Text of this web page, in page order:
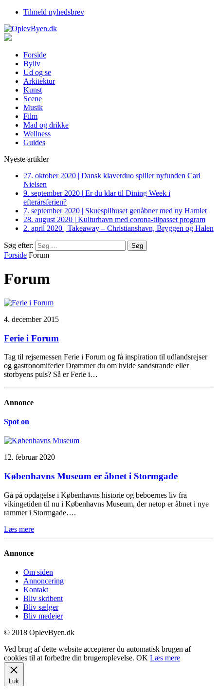
Tilmeld nyhedsbrev
Forside
Byliv
Ud og se
Arkitektur
Kunst
Scene
Musik
Film
Mad og drikke
Wellness
Guides
Nyeste artikler
27. oktober 2020 | Dansk klaverduo spiller nyfunden Carl
Nielsen
9. september 2020 | Er du klar til Dining Week i
efterårsferien?
7. september 2020 | Skuespilhuset genåbner med ny Hamlet
28. august 2020 | Kulturhavn med corona-tilpasset program
2. april 2020 | Takeaway – Christianshavn, Bryggen og Halen
Søg efter:
Forside Forum
Forum
4. december 2015
Ferie i Forum
Tag til rejsemessen Ferie i Forum og få inspiration til udlandsrejser
og gastronomiferier Drømmer du om hvide sandstrande eller
storbyens puls? Så er Ferie i…
Annonce
Spot on
12. februar 2020
Københavns Museum er åbnet i Stormgade
Gå på opdagelse i Københavns historie og beboernes liv fra
vikingetiden til nu i Københavns Museum, der netop er åbnet i nye
rammer i Stormgade….
Læs mere
Annonce
Om siden
Annoncering
Kontakt
Bliv skribent
Bliv sælger
Bliv medejer
© 2018 OplevByen.dk
Ved brug af dette website accepterer du automatisk brugen af
cookies til at forbedre din brugeroplevelse. OK Læs mere
Luk